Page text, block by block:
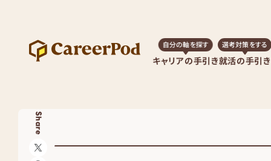
キャリアの手引き
自分の軸を探す
就活の手引き
選考対策をする
Share